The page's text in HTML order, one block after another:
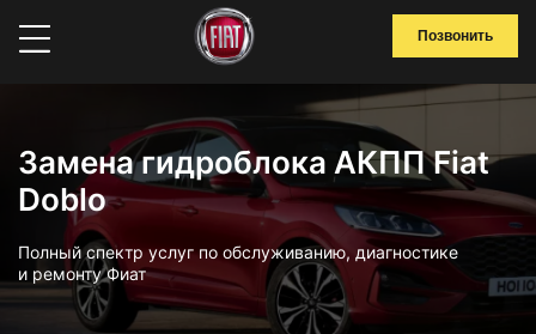
Позвонить
Замена гидроблока АКПП Fiat
Doblo
Полный спектр услуг по обслуживанию, диагностике
и ремонту Фиат